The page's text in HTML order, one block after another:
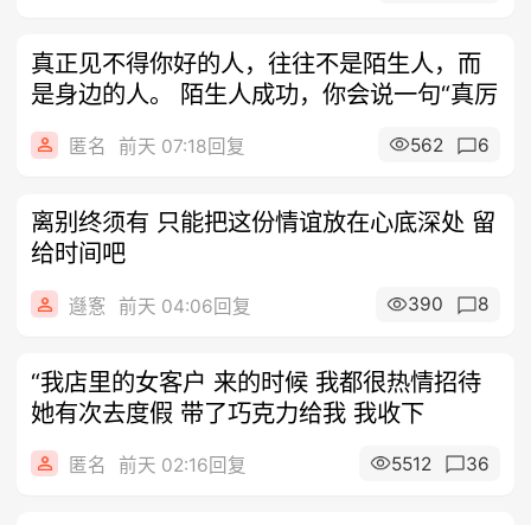
真正见不得你好的人，往往不是陌生人，而
是身边的人。 陌生人成功，你会说一句“真厉
匿名 前天 07:18回复 562 6
离别终须有 只能把这份情谊放在心底深处 留
给时间吧
邎愙 前天 04:06回复 390 8
“我店里的女客户 来的时候 我都很热情招待
她有次去度假 带了巧克力给我 我收下
匿名 前天 02:16回复 5512 36